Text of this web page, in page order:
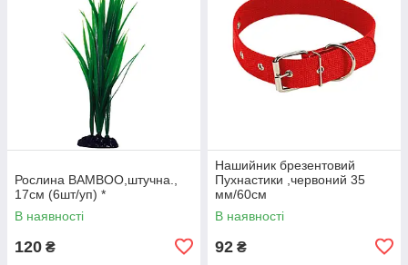
Рослина BAMBOO,штучна.,
17см (6шт/уп) *
В наявності
120 ₴
Нашийник брезентовий
Пухнастики ,червоний 35
мм/60см
В наявності
92 ₴